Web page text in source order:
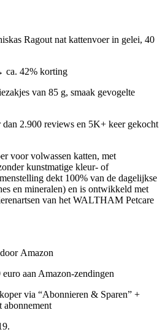
Ragout nat kattenvoer in gelei, 40
ca. 42% korting
van 85 g, smaak gevogelte
dan 2.900 reviews en 5K+ keer gekocht
voor volwassen katten, met
kunstmatige kleur- of
dekt 100% van de dagelijkse
en mineralen) en is ontwikkeld met
van het WALTHAM Petcare
Amazon
aan Amazon‑zendingen
via “Abonnieren & Sparen” +
abonnement